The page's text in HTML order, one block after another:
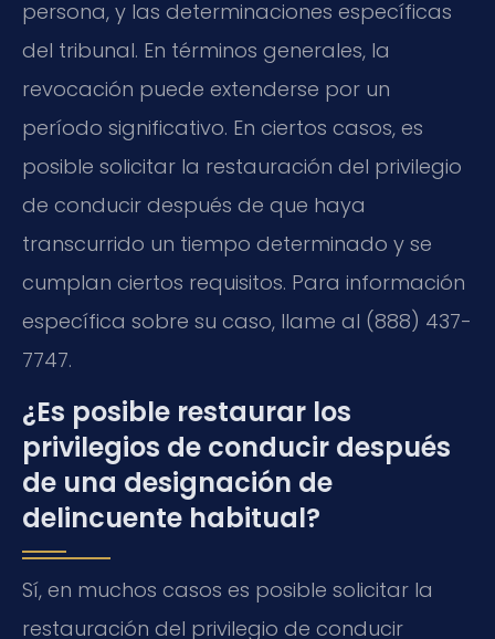
persona, y las determinaciones específicas
del tribunal. En términos generales, la
revocación puede extenderse por un
período significativo. En ciertos casos, es
posible solicitar la restauración del privilegio
de conducir después de que haya
transcurrido un tiempo determinado y se
cumplan ciertos requisitos. Para información
específica sobre su caso, llame al (888) 437-
7747.
¿Es posible restaurar los
privilegios de conducir después
de una designación de
delincuente habitual?
Sí, en muchos casos es posible solicitar la
restauración del privilegio de conducir